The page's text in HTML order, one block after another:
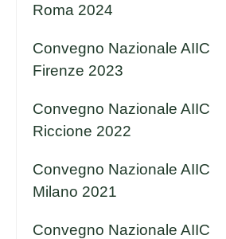
Roma 2024
Convegno Nazionale AIIC
Firenze 2023
Convegno Nazionale AIIC
Riccione 2022
Convegno Nazionale AIIC
Milano 2021
Convegno Nazionale AIIC